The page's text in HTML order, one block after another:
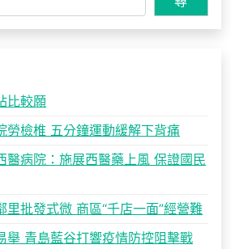
比較願
勞檢椎 五分鐘運動緩解下背痛
醫病院：施展西醫藥上風 保證國民
里批發式微 商區“千店一面”經營難
舉 青島藍谷打響疫情防控阻擊戰